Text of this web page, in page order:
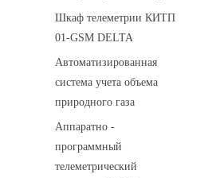
Шкаф телеметрии КИТП
01-GSM DELTA
Автоматизированная
система учета объема
природного газа
Аппаратно -
программный
телеметрический